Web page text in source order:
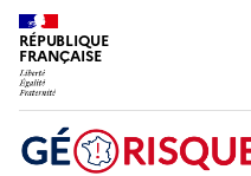
RÉPUBLIQUE
FRANÇAISE